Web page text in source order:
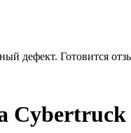
дефект. Готовится